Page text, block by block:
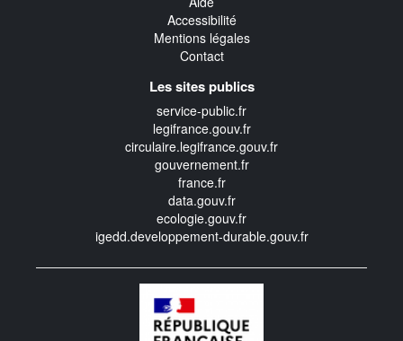
Accessibilité
Mentions légales
Contact
Les sites publics
service-public.fr
legifrance.gouv.fr
circulaire.legifrance.gouv.fr
gouvernement.fr
france.fr
data.gouv.fr
ecologie.gouv.fr
igedd.developpement-durable.gouv.fr